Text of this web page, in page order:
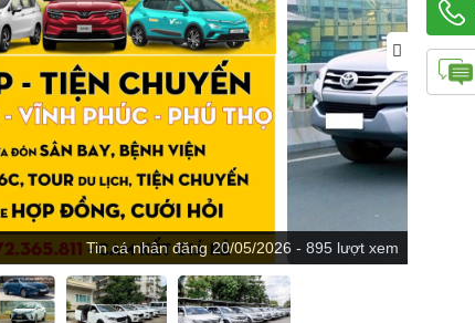
Tincá nhânđăng20/05/2026 - 895 lượt xem